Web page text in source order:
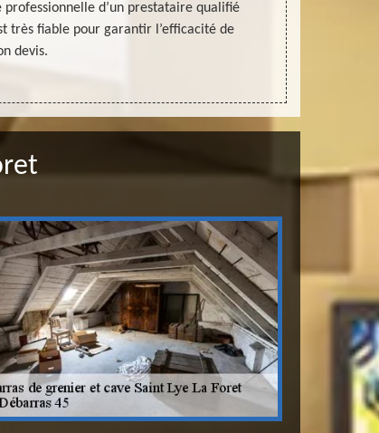
d’un prestataire qualifié
très fiable pour garantir l’efficacité de
devis.